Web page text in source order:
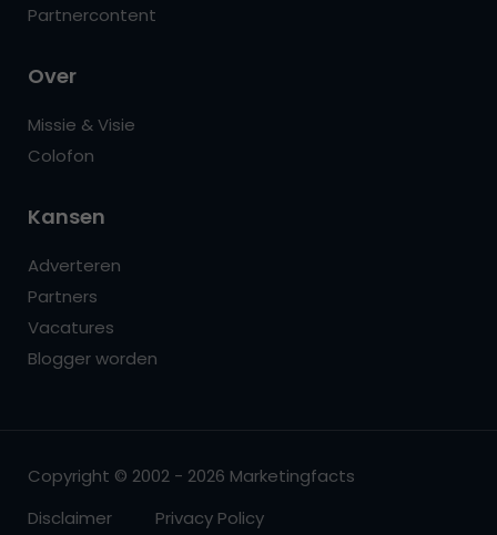
Partnercontent
Over
Missie & Visie
Colofon
Kansen
Adverteren
Partners
Vacatures
Blogger worden
Copyright © 2002 - 2026 Marketingfacts
Disclaimer
Privacy Policy